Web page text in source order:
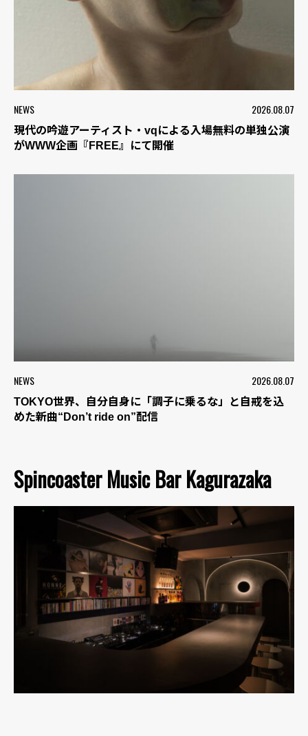
NEWS 2026.08.07
現代の吟遊アーティスト・vqによる入場無料の単独公演
がWWW企画『FREE』にて開催
NEWS 2026.08.07
TOKYO世界、自分自身に「調子に乗るな」と自戒を込
めた新曲“Don’t ride on”配信
Spincoaster Music Bar Kagurazaka